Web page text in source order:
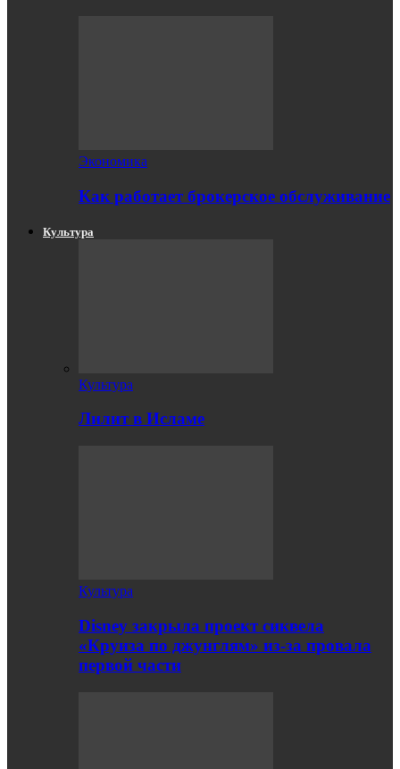
Экономика
Как работает брокерское обслуживание
Культура
Культура
Лилит в Исламе
Культура
Disney закрыла проект сиквела
«Круиза по джунглям» из-за провала
первой части